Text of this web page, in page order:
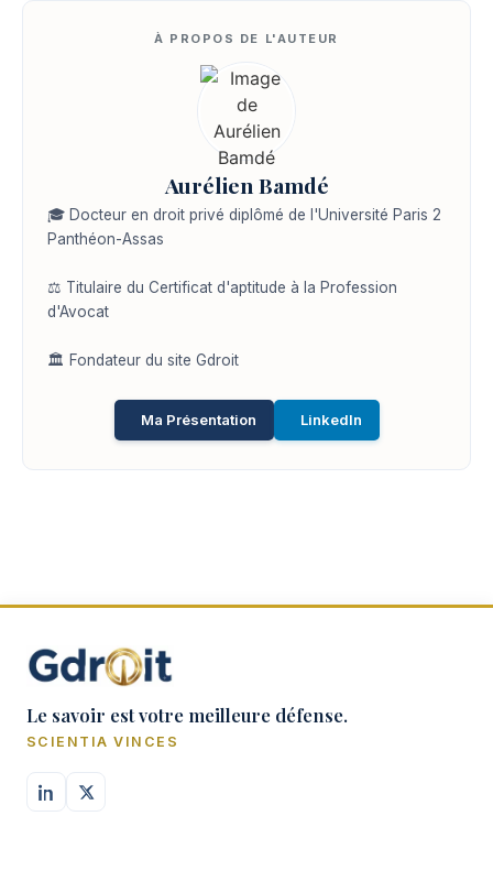
Aurélien Bamdé
🎓 Docteur en droit privé diplômé de l'Université Paris 2
Panthéon-Assas
⚖️ Titulaire du Certificat d'aptitude à la Profession
d'Avocat
🏛️ Fondateur du site Gdroit
Ma Présentation LinkedIn
Le savoir est votre meilleure défense.
SCIENTIA VINCES